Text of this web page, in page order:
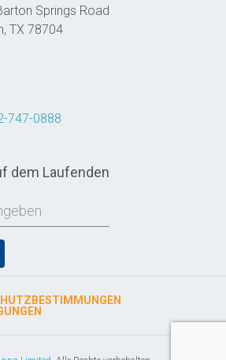
Springs Road
TX 78704
747-0888
dem Laufenden